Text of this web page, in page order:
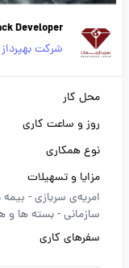
Developer
شرکت
محل کار
روز و ساعت کاری
نوع همکاری
مزایا و تسهیلات
امریه‌ی سربازی -
سازمانی -بسته ها و
سفرهای کاری